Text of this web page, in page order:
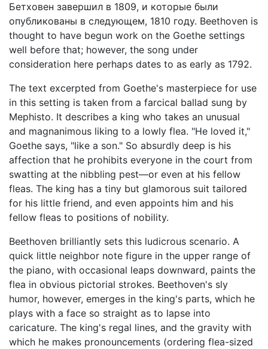
Бетховен завершил в 1809, и которые были
опубликованы в следующем, 1810 году. Beethoven is
thought to have begun work on the Goethe settings
well before that; however, the song under
consideration here perhaps dates to as early as 1792.
The text excerpted from Goethe's masterpiece for use
in this setting is taken from a farcical ballad sung by
Mephisto. It describes a king who takes an unusual
and magnanimous liking to a lowly flea. "He loved it,"
Goethe says, "like a son." So absurdly deep is his
affection that he prohibits everyone in the court from
swatting at the nibbling pest—or even at his fellow
fleas. The king has a tiny but glamorous suit tailored
for his little friend, and even appoints him and his
fellow fleas to positions of nobility.
Beethoven brilliantly sets this ludicrous scenario. A
quick little neighbor note figure in the upper range of
the piano, with occasional leaps downward, paints the
flea in obvious pictorial strokes. Beethoven's sly
humor, however, emerges in the king's parts, which he
plays with a face so straight as to lapse into
caricature. The king's regal lines, and the gravity with
which he makes pronouncements (ordering flea-sized